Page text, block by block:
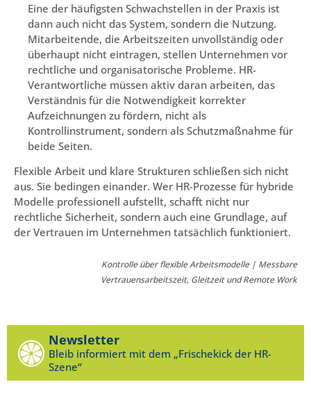
Eine der häufigsten Schwachstellen in der Praxis ist
dann auch nicht das System, sondern die Nutzung.
Mitarbeitende, die Arbeitszeiten unvollständig oder
überhaupt nicht eintragen, stellen Unternehmen vor
rechtliche und organisatorische Probleme. HR-
Verantwortliche müssen aktiv daran arbeiten, das
Verständnis für die Notwendigkeit korrekter
Aufzeichnungen zu fördern, nicht als
Kontrollinstrument, sondern als Schutzmaßnahme für
beide Seiten.
Flexible Arbeit und klare Strukturen schließen sich nicht
aus. Sie bedingen einander. Wer HR-Prozesse für hybride
Modelle professionell aufstellt, schafft nicht nur
rechtliche Sicherheit, sondern auch eine Grundlage, auf
der Vertrauen im Unternehmen tatsächlich funktioniert.
Kontrolle über flexible Arbeitsmodelle | Messbare
Vertrauensarbeitszeit, Gleitzeit und Remote Work
Newsletter
Bleib informiert mit dem „Frischekick der HR-
Szene“